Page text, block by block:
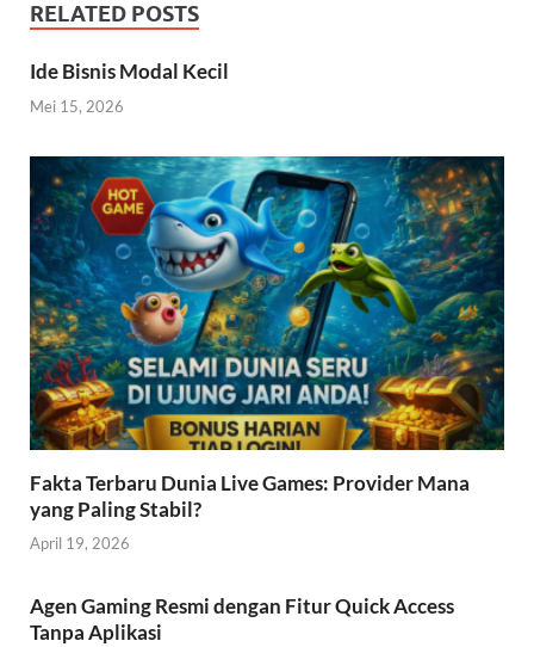
RELATED POSTS
Ide Bisnis Modal Kecil
Mei 15, 2026
Fakta Terbaru Dunia Live Games: Provider Mana
yang Paling Stabil?
April 19, 2026
Agen Gaming Resmi dengan Fitur Quick Access
Tanpa Aplikasi